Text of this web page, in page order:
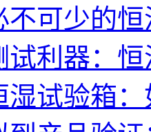
不可少的
试利器：
湿试验箱